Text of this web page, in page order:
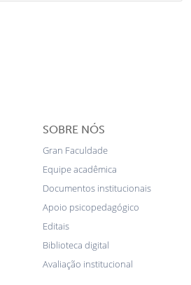
SOBRE NÓS
Gran Faculdade
Equipe acadêmica
Documentos institucionais
Apoio psicopedagógico
Editais
Biblioteca digital
Avaliação institucional